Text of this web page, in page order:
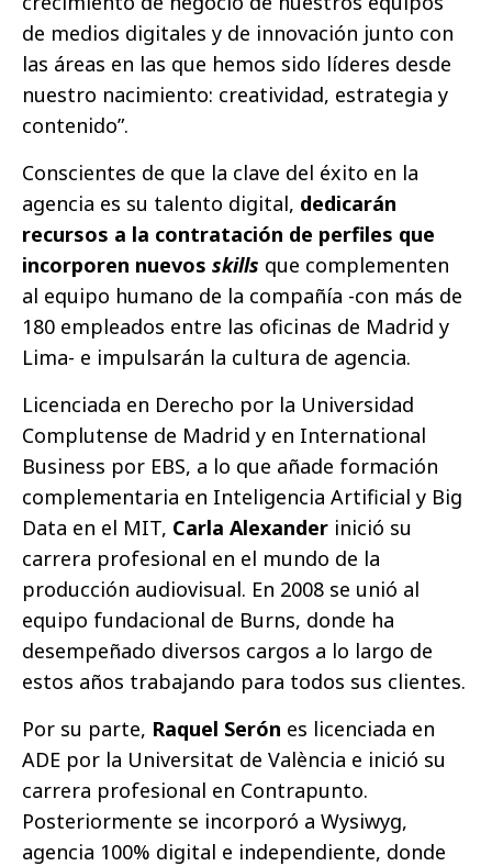
de medios digitales y de innovación junto con
las áreas en las que hemos sido líderes desde
nuestro nacimiento: creatividad, estrategia y
contenido”.
Conscientes de que la clave del éxito en la
agencia es su talento digital, dedicarán
recursos a la contratación de perfiles que
incorporen nuevos skills que complementen
al equipo humano de la compañía -con más de
180 empleados entre las oficinas de Madrid y
Lima- e impulsarán la cultura de agencia.
Licenciada en Derecho por la Universidad
Complutense de Madrid y en International
Business por EBS, a lo que añade formación
complementaria en Inteligencia Artificial y Big
Data en el MIT, Carla Alexander inició su
carrera profesional en el mundo de la
producción audiovisual. En 2008 se unió al
equipo fundacional de Burns, donde ha
desempeñado diversos cargos a lo largo de
estos años trabajando para todos sus clientes.
Por su parte, Raquel Serón es licenciada en
ADE por la Universitat de València e inició su
carrera profesional en Contrapunto.
Posteriormente se incorporó a Wysiwyg,
agencia 100% digital e independiente, donde